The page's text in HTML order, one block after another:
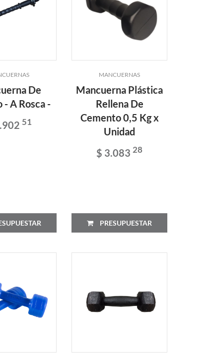
De
- A Rosca -
51
MANCUERNAS
Mancuerna Plástica
Rellena De
Cemento 0,5 Kg x
Unidad
$ 3.08328
PRESUPUESTAR